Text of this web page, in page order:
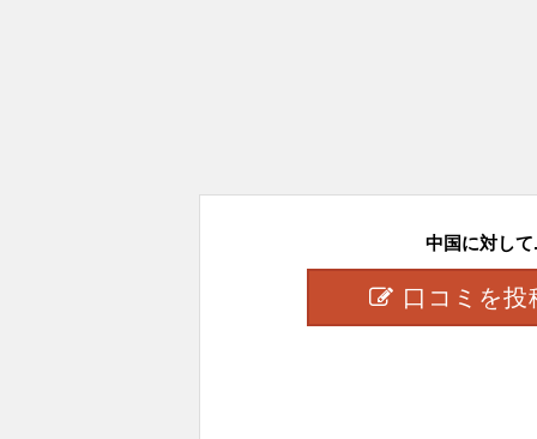
中国に対して
口コミを投